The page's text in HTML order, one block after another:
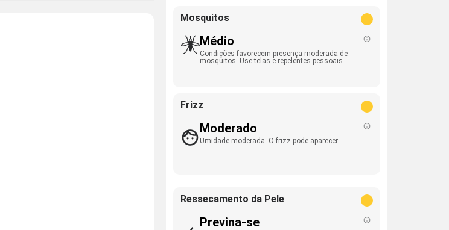
Mosquitos
Médio
Condições favorecem presença moderada de
mosquitos. Use telas e repelentes pessoais.
Frizz
Moderado
Umidade moderada. O frizz pode aparecer.
Ressecamento da Pele
Previna-se